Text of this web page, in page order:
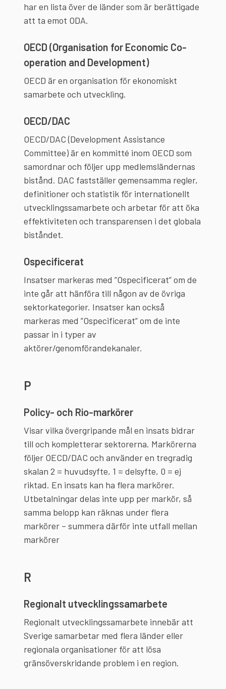
har en lista över de länder som är berättigade
att ta emot ODA.
OECD (Organisation for Economic Co-
operation and Development)
OECD är en organisation för ekonomiskt
samarbete och utveckling.
OECD/DAC
OECD/DAC (Development Assistance
Committee) är en kommitté inom OECD som
samordnar och följer upp medlemsländernas
bistånd. DAC fastställer gemensamma regler,
definitioner och statistik för internationellt
utvecklingssamarbete och arbetar för att öka
effektiviteten och transparensen i det globala
biståndet.
Ospecificerat
Insatser markeras med ”Ospecificerat” om de
inte går att hänföra till någon av de övriga
sektorkategorier. Insatser kan också
markeras med ”Ospecificerat” om de inte
passar in i typer av
aktörer/genomförandekanaler.
P
Policy- och Rio-markörer
Visar vilka övergripande mål en insats bidrar
till och kompletterar sektorerna. Markörerna
följer OECD/DAC och använder en tregradig
skalan 2 = huvudsyfte, 1 = delsyfte, 0 = ej
riktad. En insats kan ha flera markörer.
Utbetalningar delas inte upp per markör, så
samma belopp kan räknas under flera
markörer – summera därför inte utfall mellan
markörer
R
Regionalt utvecklingssamarbete
Regionalt utvecklingssamarbete innebär att
Sverige samarbetar med flera länder eller
regionala organisationer för att lösa
gränsöverskridande problem i en region.